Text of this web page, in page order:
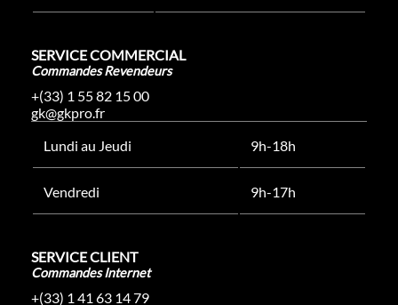
SERVICE COMMERCIAL
Commandes Revendeurs
+(33) 1 55 82 15 00
gk@gkpro.fr
Lundi au Jeudi
9h-18h
Vendredi 9h-17h
SERVICE CLIENT
Commandes Internet
+(33) 1 41 63 14 79